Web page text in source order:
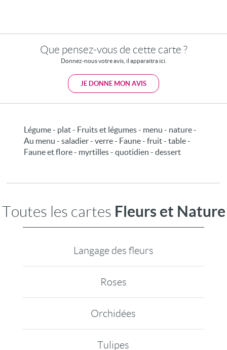
Que pensez-vous de cette carte ?
Donnez-nous votre avis, il apparaitra ici.
JE DONNE MON AVIS
Légume - plat - Fruits et légumes - menu - nature -
Au menu - saladier - verre - Faune - fruit - table -
Faune et flore - myrtilles - quotidien - dessert
Toutes les cartes Fleurs et Nature
Langage des fleurs
Roses
Orchidées
Tulipes